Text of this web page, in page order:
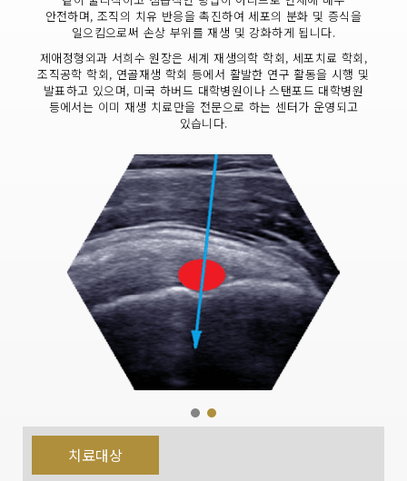
안전하며, 조직의 치유 반응을 촉진하여 세포의 분화 및 증식을
일으킴으로써 손상 부위를 재생 및 강화하게 됩니다.
제애정형외과 서희수 원장은 세계 재생의학 학회, 세포치료 학회,
조직공학 학회, 연골재생 학회 등에서 활발한 연구 활동을 시행 및
발표하고 있으며, 미국 하버드 대학병원이나 스탠포드 대학병원
등에서는 이미 재생 치료만을 전문으로 하는 센터가 운영되고
있습니다.
재생치료 전
치료대상